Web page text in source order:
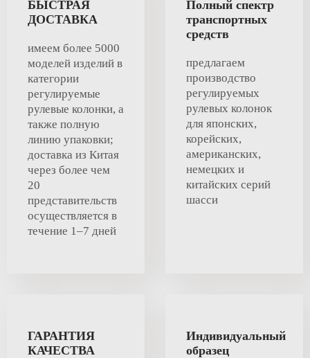
БЫСТРАЯ
ДОСТАВКА
имеем более 5000
моделей изделий в
категории
регулируемые
рулевые колонки, а
также полную
линию упаковки;
доставка из Китая
через более чем
20
представительств
осуществляется в
течение 1–7 дней
Полный спектр
транспортных
средств
предлагаем
производство
регулируемых
рулевых колонок
для японских,
корейских,
американских,
немецких и
китайских серий
шасси
ГАРАНТИЯ
КАЧЕСТВА
Индивидуальный
образец